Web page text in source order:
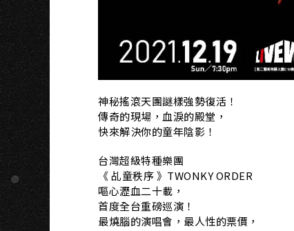
神秘搖滾天團謎樣強勢復活！
傳奇的現場，血淚的殿堂，
快來解決你的童年陰影！
台灣超級特種樂團
《 乩童秩序 》TWONKY ORDER
嘔心瀝血二十載，
首度全台重磅巡演！
最燒腦的演唱會，最人性的票價，